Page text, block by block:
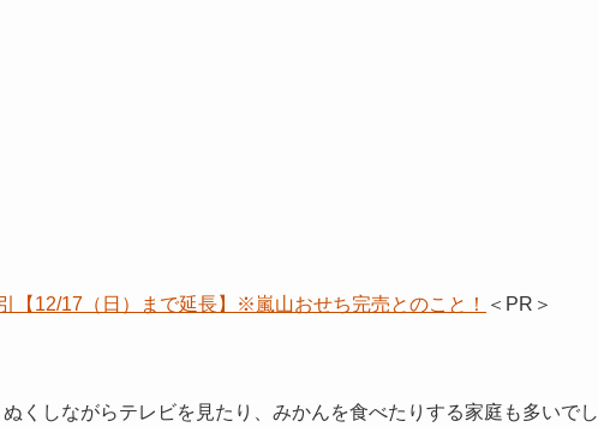
【12/17（日）まで延長】※嵐山おせち完売とのこと！ ＜PR＞
くしながらテレビを見たり、みかんを食べたりする家庭も多いでし